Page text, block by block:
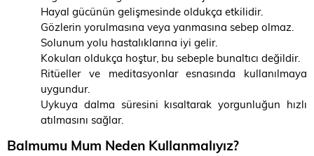
Hayal gücünün gelişmesinde oldukça etkilidir.
Gözlerin yorulmasına veya yanmasına sebep olmaz.
Solunum yolu hastalıklarına iyi gelir.
Kokuları oldukça hoştur, bu sebeple bunaltıcı değildir.
Ritüeller ve meditasyonlar esnasında kullanılmaya
uygundur.
Uykuya dalma süresini kısaltarak yorgunluğun hızlı
atılmasını sağlar.
Balmumu Mum Neden Kullanmalıyız?